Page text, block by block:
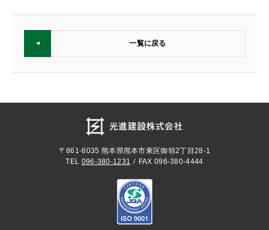
一覧に戻る
〒861-8035 熊本県熊本市東区御領2丁目28-1
TEL 096-380-1231 FAX 096-380-4444